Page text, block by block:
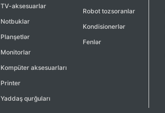
TV-aksesuarlar
Notbuklar
Planşetlər
Monitorlar
Kompüter aksesuarları
Printer
Yaddaş qurğuları
Robot tozsoranlar
Kondisionerlər
Fenlər